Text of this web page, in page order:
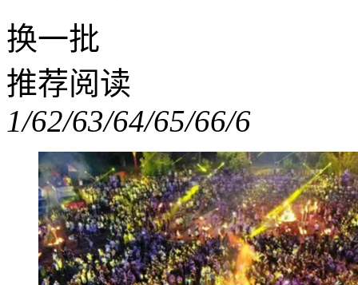
换一批
推荐阅读
1/62/63/64/65/66/6